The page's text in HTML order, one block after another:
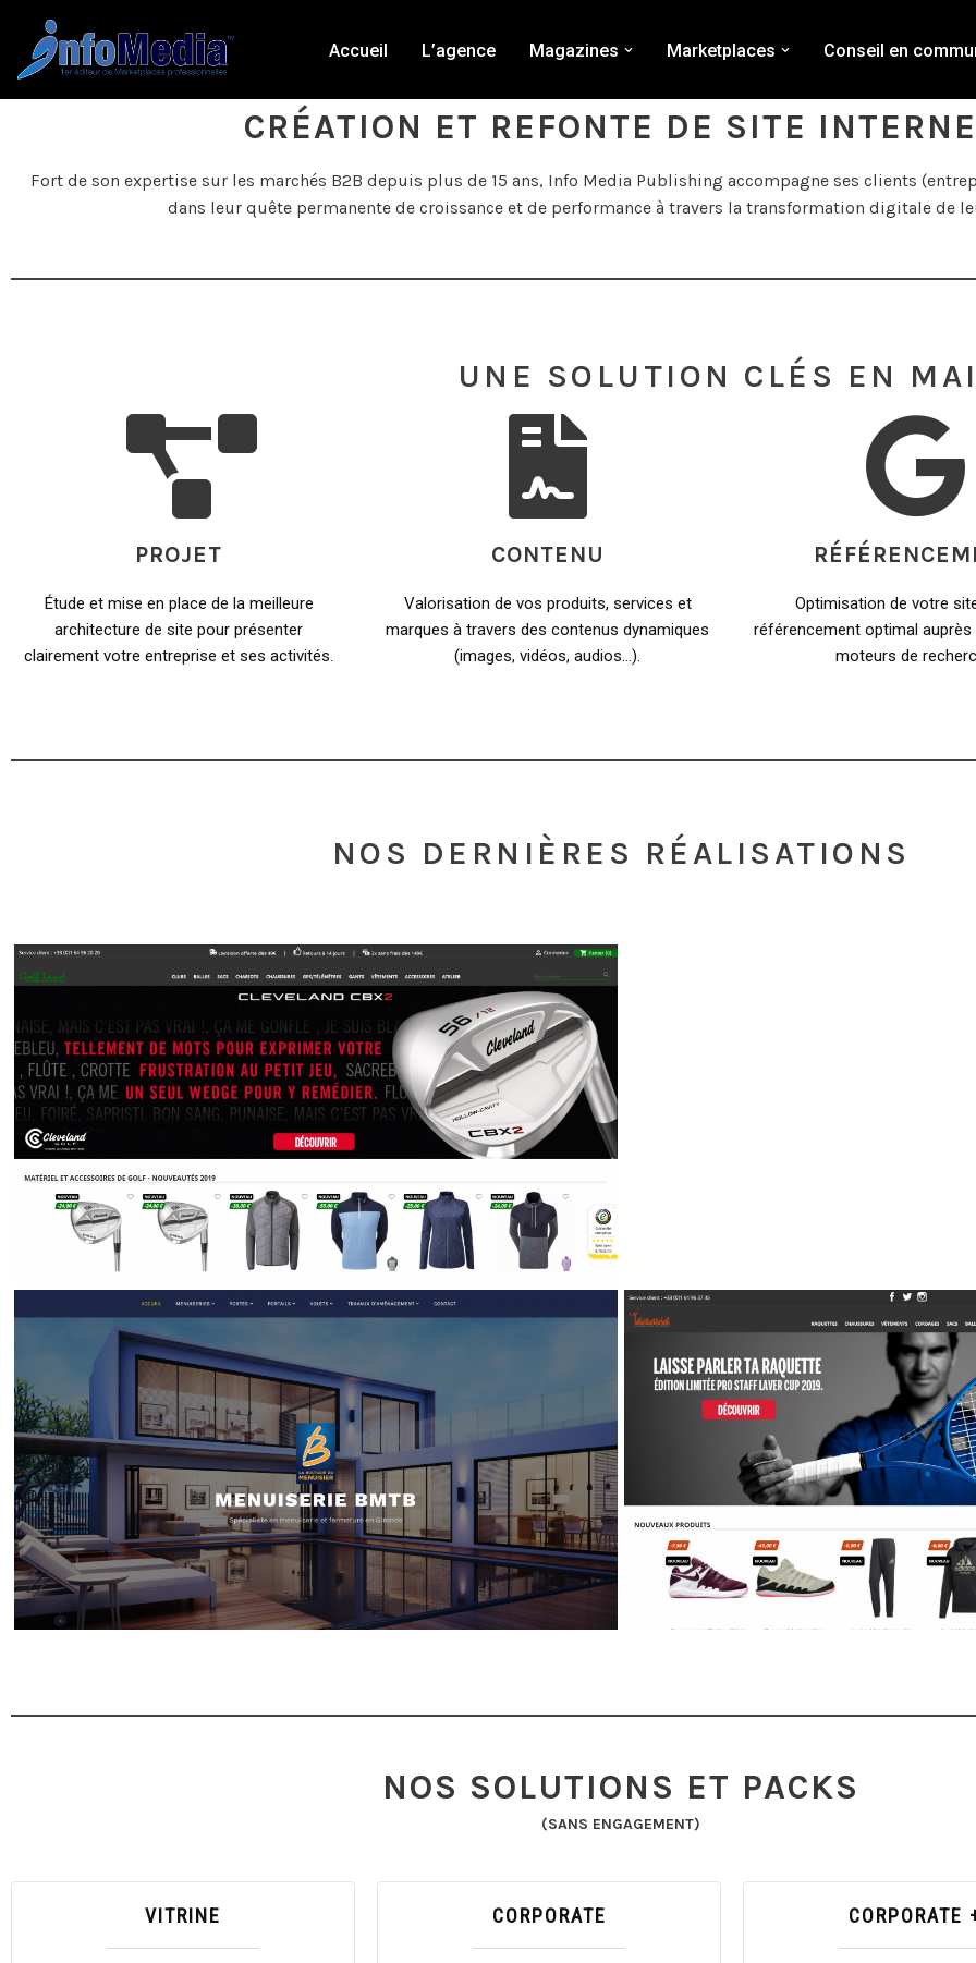
Aller
au
Accueil L’agence Magazines Marketplaces Conseil en
CRÉATION ET REFONTE DE SITE
Fort de son expertise sur les marchés B2B depuis plus de 15 ans, Info Media Publishing accompagne ses clients
dans leur quête permanente de croissance et de performance à travers la transformation digitale de
UNE SOLUTION CLÉS EN
PROJET
Étude et mise en place de la meilleure
architecture de site pour présenter
clairement votre entreprise et ses activités.
CONTENU
Valorisation de vos produits, services et
marques à travers des contenus dynamiques
(images, vidéos, audios...).
Optimisation de votre
référencement optimal auprès
moteurs de
NOS DERNIÈRES RÉALISATIONS
Golf Land
Vente en ligne de matériel de golf
NOS SOLUTIONS ET PACKS
(SANS ENGAGEMENT)
VITRINE CORPORATE CORPORATE